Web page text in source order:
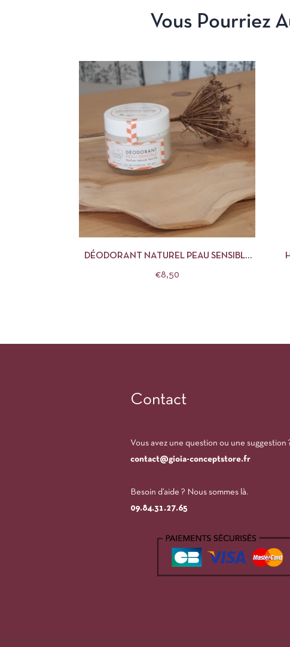
Vous Pourriez
APERÇU AJOUTER AU PANIER
DÉODORANT NATUREL PEAU SENSIBLE
€8,50
Contact
Vous avez une question ou une suggestion
contact@gioia-conceptstore.fr
Besoin d’aide ? Nous sommes là.
09.84.31.27.65